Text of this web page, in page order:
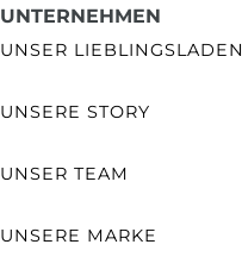
UNTERNEHMEN
UNSER LIEBLINGSLADEN
UNSERE STORY
UNSER TEAM
UNSERE MARKE